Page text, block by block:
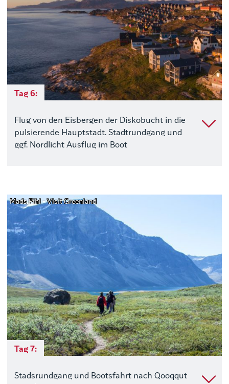
Tag 6:
Flug von den Eisbergen der Diskobucht in die
pulsierende Hauptstadt. Stadtrundgang und
ggf. Nordlicht Ausflug im Boot
Mads Pihl - Visit Greenland
Tag 7:
Stadsrundgang und Bootsfahrt nach Qooqqut